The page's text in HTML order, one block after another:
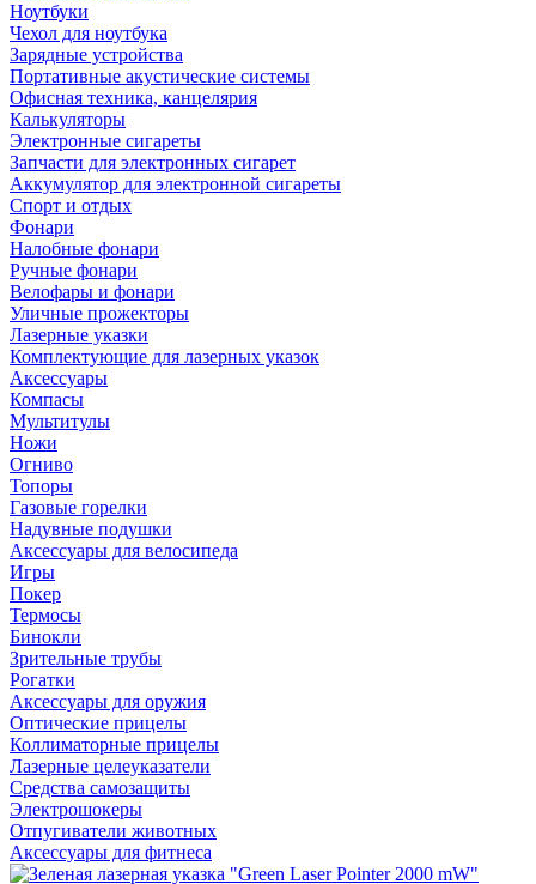
Ноутбуки
Чехол для ноутбука
Зарядные устройства
Портативные акустические системы
Офисная техника, канцелярия
Калькуляторы
Электронные сигареты
Запчасти для электронных сигарет
Аккумулятор для электронной сигареты
Спорт и отдых
Фонари
Налобные фонари
Ручные фонари
Велофары и фонари
Уличные прожекторы
Лазерные указки
Комплектующие для лазерных указок
Аксессуары
Компасы
Мультитулы
Ножи
Огниво
Топоры
Газовые горелки
Надувные подушки
Аксессуары для велосипеда
Игры
Покер
Термосы
Бинокли
Зрительные трубы
Рогатки
Аксессуары для оружия
Оптические прицелы
Коллиматорные прицелы
Лазерные целеуказатели
Средства самозащиты
Электрошокеры
Отпугиватели животных
Аксессуары для фитнеса